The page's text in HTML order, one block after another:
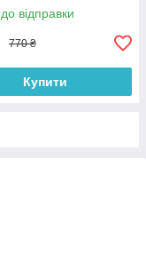
відправки
770 ₴
Купити